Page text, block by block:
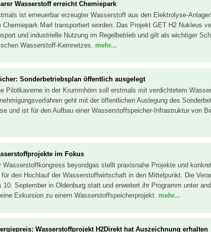
Wasserstoff erreicht Chemiepark
ist erneuerbar erzeugter Wasserstoff aus den Elektrolyse-
Chemiepark Marl transportiert worden. Das Projekt GET H2 Nukleus
und industrielle Nutzung im Regelbetrieb und gilt als wichtiger
Wasserstoff-Kernnetzes. mehr...
Sonderbetriebsplan öffentlich ausgelegt
Pilotkaverne in der Krummhörn soll erstmals mit verdichtetem
geht mit der öffentlichen Auslegung des
und ist für den Aufbau einer Wasserstoffspeicher-Infrastruktur von
im Fokus
Wasserstoffkongress beyondgas stellt praxisnahe Projekte und
für den Hochlauf der Wasserstoffwirtschaft in den Mittelpunkt. Die
September in Oldenburg statt und erweitert ihr Programm unter
Exkursion zu einem Wasserstoffspeicherprojekt. mehr...
Wasserstoffprojekt H2Direkt hat Auszeichnung erhalten